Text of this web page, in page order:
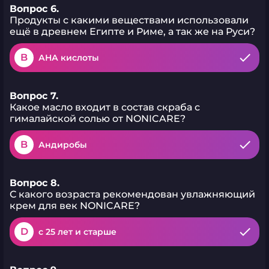
Вопрос 6.
Продукты с какими веществами использовали
ещё в древнем Египте и Риме, а так же на Руси?
B АНА кислоты
Вопрос 7.
Какое масло входит в состав скраба с
гималайской солью от NONICARE?
B Андиробы
Вопрос 8.
С какого возраста рекомендован увлажняющий
крем для век NONICARE?
D с 25 лет и старше